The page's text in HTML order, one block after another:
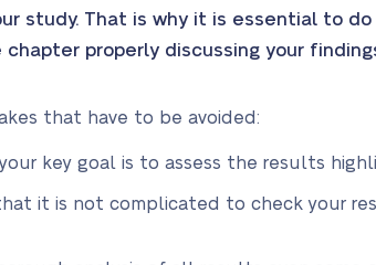
study. That is why it is essential to
properly discussing your
that have to be avoided:
key goal is to assess the results
it is not complicated to check your